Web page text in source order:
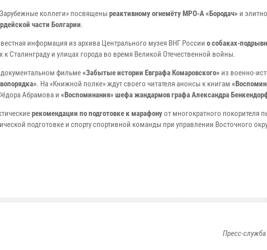
коллеги» посвящены реактивному огнемёту МРО-А «Бородач» и
части Болгарии.
информация из архива Центрального музея ВНГ России о собаках-
к Сталинграду и улицах города во время Великой Отечественной войны.
документальном фильме«Забытые истории Евграфа Комаровского» из военно-
. На «Книжной полке» ждут своего читателя анонсы к книгам
Абрамова и «Воспоминания» шефа жандармов графа Александра
рекомендации по подготовке к марафонуот многократного покорителя
подготовке и спорту спортивной команды при управлении Восточного
Пресс-служба